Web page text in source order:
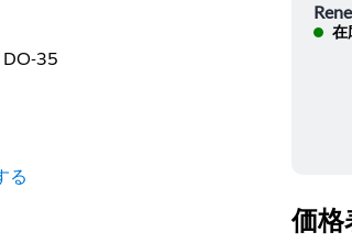
35
る
在
価格